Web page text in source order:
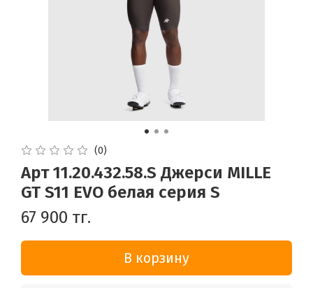
(0)
Арт 11.20.432.58.S Джерси MILLE
GT S11 EVO белая серия S
67 900 тг.
В корзину